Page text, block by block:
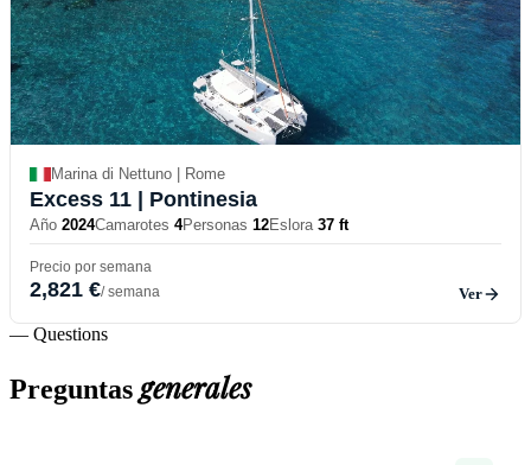
Marina di Nettuno | Rome
Excess 11 | Pontinesia
Año 2024Camarotes 4Personas 12Eslora 37 ft
Precio por semana
2,821 €/ semana Ver
— Questions
Preguntasgenerales